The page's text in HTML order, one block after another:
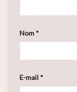
Nom*
E-mail *